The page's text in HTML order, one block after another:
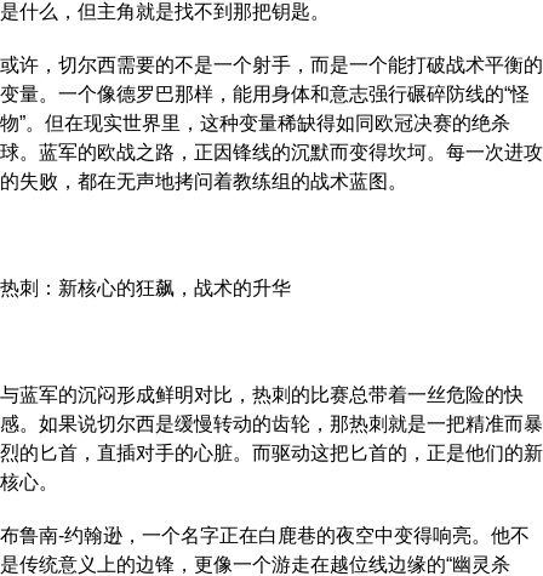
是什么，但主角就是找不到那把钥匙。
或许，切尔西需要的不是一个射手，而是一个能打破战术平衡的
变量。一个像德罗巴那样，能用身体和意志强行碾碎防线的“怪
物”。但在现实世界里，这种变量稀缺得如同欧冠决赛的绝杀
球。蓝军的欧战之路，正因锋线的沉默而变得坎坷。每一次进攻
的失败，都在无声地拷问着教练组的战术蓝图。
热刺：新核心的狂飙，战术的升华
与蓝军的沉闷形成鲜明对比，热刺的比赛总带着一丝危险的快
感。如果说切尔西是缓慢转动的齿轮，那热刺就是一把精准而暴
烈的匕首，直插对手的心脏。而驱动这把匕首的，正是他们的新
核心。
布鲁南-约翰逊，一个名字正在白鹿巷的夜空中变得响亮。他不
是传统意义上的边锋，更像一个游走在越位线边缘的“幽灵杀